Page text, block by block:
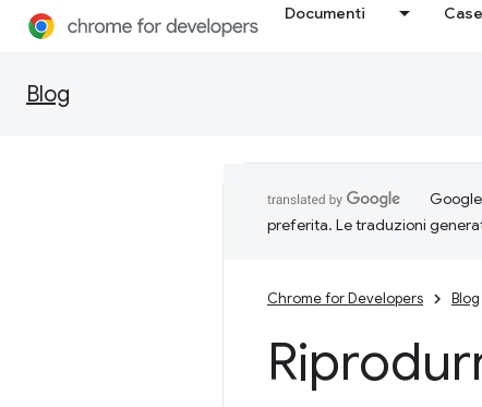
Documenti
Blog
preferita. Le traduzioni
Chrome for Developers Blog